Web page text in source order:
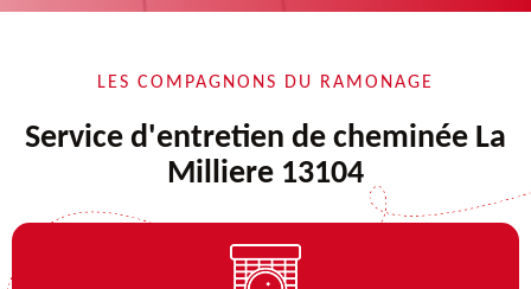
LES COMPAGNONS DU RAMONAGE
Service d'entretien de cheminée La
Milliere 13104